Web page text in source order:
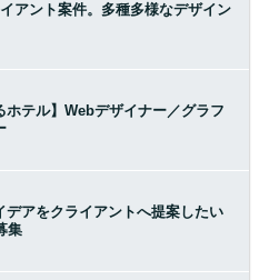
アント案件。多種多様なデザイン
ホテル】Webデザイナー／グラフ
デアをクライアントへ提案したい
集